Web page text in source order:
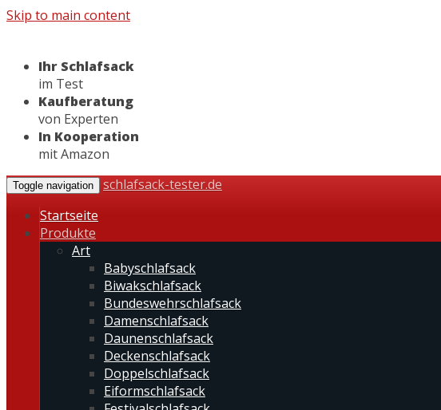
Skip to main content
Ihr Schlafsack
im Test
Kaufberatung
von Experten
In Kooperation
mit Amazon
Toggle navigation
schlafsack-tester.de
Startseite
Produkte
Art
Babyschlafsack
Biwakschlafsack
Bundeswehrschlafsack
Damenschlafsack
Daunenschlafsack
Deckenschlafsack
Doppelschlafsack
Eiformschlafsack